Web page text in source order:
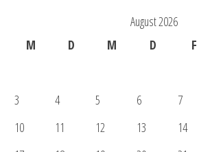
August 2026
M
D M D F
3
4 5 6 7
10
11 12 13 14